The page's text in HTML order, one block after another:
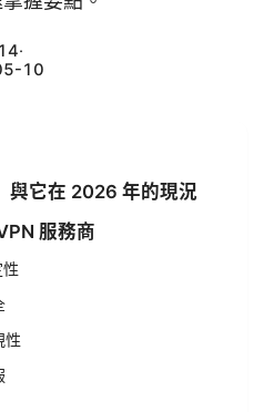
·
10
與它在 2026 年的現況
服務商
性